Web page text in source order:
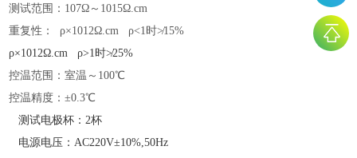
测试范围： 107Ω～1015Ω.cm
重复性：
ρ×1012Ω.cm ρ<1时≯15%
ρ×1012Ω.cm ρ>1时≯25%
控温范围：室温～ 100℃
控温精度：±0.3℃
测试电极杯：2杯
电源电压：AC220V±10%,50Hz